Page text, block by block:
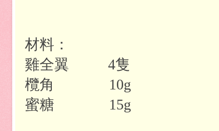
材料：
雞全翼
4隻
欖角
10g
蜜糖
15g